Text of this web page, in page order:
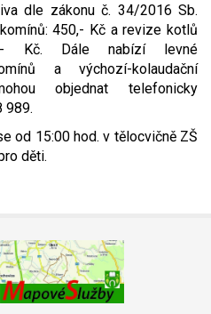
dle zákonu č. 34/2016 Sb.
450,- Kč a revize kotlů
Kč. Dále nabízí levné
a výchozí-kolaudační
objednat telefonicky
989.
od 15:00 hod. v tělocvičně ZŠ
děti.